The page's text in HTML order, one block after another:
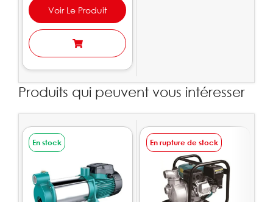
Voir Le Produit
Produits qui peuvent vous intéresser
En stock En rupture de stock